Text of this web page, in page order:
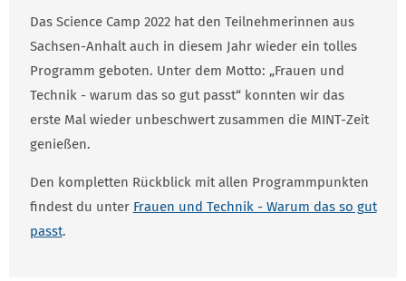
Das Science Camp 2022 hat den Teilnehmerinnen aus
Sachsen-Anhalt auch in diesem Jahr wieder ein tolles
Programm geboten. Unter dem Motto: „Frauen und
Technik - warum das so gut passt“ konnten wir das
erste Mal wieder unbeschwert zusammen die MINT-Zeit
genießen.
Den kompletten Rückblick mit allen Programmpunkten
findest du unter Frauen und Technik - Warum das so gut
passt.